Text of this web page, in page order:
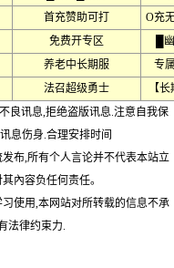
首充赞助可打
O充
免费开专区
█
养老中长期服
专
法召超级勇士
【
良讯息,拒绝盗版讯息.注意自我保
息伤身.合理安排时间
布,所有个人言论并不代表本站立
內容负任何责任。
使用,本网站对所转载的信息不承
法律约束力.